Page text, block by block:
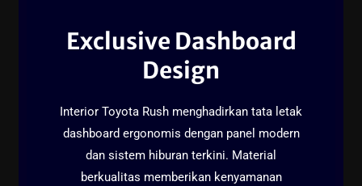
Exclusive Dashboard
Design
Interior Toyota Rush menghadirkan tata letak
dashboard ergonomis dengan panel modern
dan sistem hiburan terkini. Material
berkualitas memberikan kenyamanan